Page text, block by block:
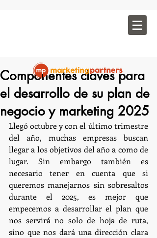
Componentes claves para
el desarrollo de su plan de
negocio y marketing 2025
Llegó octubre y con el último trimestre
del año, muchas empresas buscan
llegar a los objetivos del año a como de
lugar. Sin embargo también es
necesario tener en cuenta que si
queremos manejarnos sin sobresaltos
durante el 2025, es mejor que
empecemos a desarrollar el plan que
nos servirá no solo de hoja de ruta,
sino que nos dará una dirección clara